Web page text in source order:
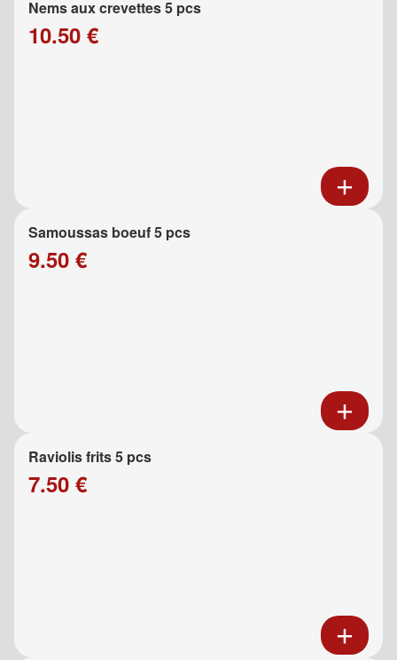
Nems aux crevettes 5 pcs
10.50 €
Samoussas boeuf 5 pcs
9.50 €
Raviolis frits 5 pcs
7.50 €